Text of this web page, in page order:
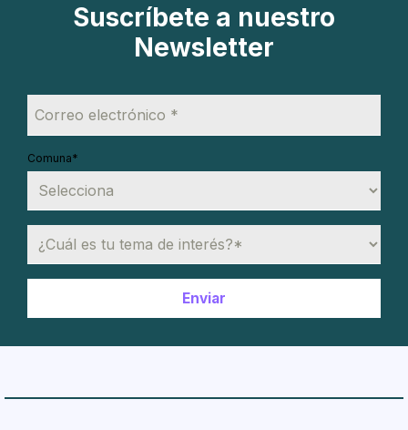
Suscríbete a nuestro
Newsletter
Comuna*